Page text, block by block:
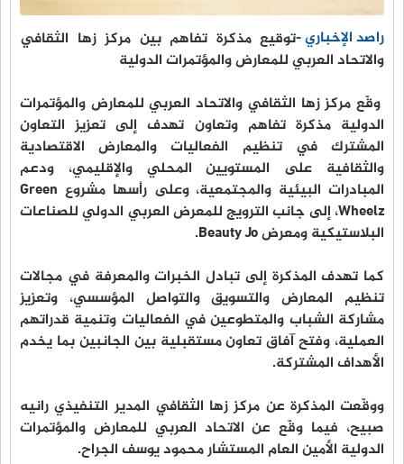
راصد الإخباري -توقيع مذكرة تفاهم بين مركز زها الثقافي
والاتحاد العربي للمعارض والمؤتمرات الدولية
وقّع مركز زها الثقافي والاتحاد العربي للمعارض والمؤتمرات
الدولية مذكرة تفاهم وتعاون تهدف إلى تعزيز التعاون
المشترك في تنظيم الفعاليات والمعارض الاقتصادية
والثقافية على المستويين المحلي والإقليمي، ودعم
المبادرات البيئية والمجتمعية، وعلى رأسها مشروع Green
Wheelz، إلى جانب الترويج للمعرض العربي الدولي للصناعات
البلاستيكية ومعرض Beauty Jo.
كما تهدف المذكرة إلى تبادل الخبرات والمعرفة في مجالات
تنظيم المعارض والتسويق والتواصل المؤسسي، وتعزيز
مشاركة الشباب والمتطوعين في الفعاليات وتنمية قدراتهم
العملية، وفتح آفاق تعاون مستقبلية بين الجانبين بما يخدم
الأهداف المشتركة.
ووقّعت المذكرة عن مركز زها الثقافي المدير التنفيذي رانيه
صبيح، فيما وقّع عن الاتحاد العربي للمعارض والمؤتمرات
الدولية الأمين العام المستشار محمود يوسف الجراح.